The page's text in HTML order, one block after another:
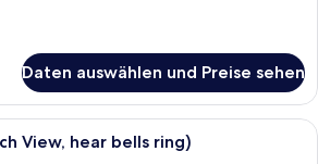
Daten auswählen und Preise sehen
Ein Doppelbett mit zwei
View, hear bells ring)